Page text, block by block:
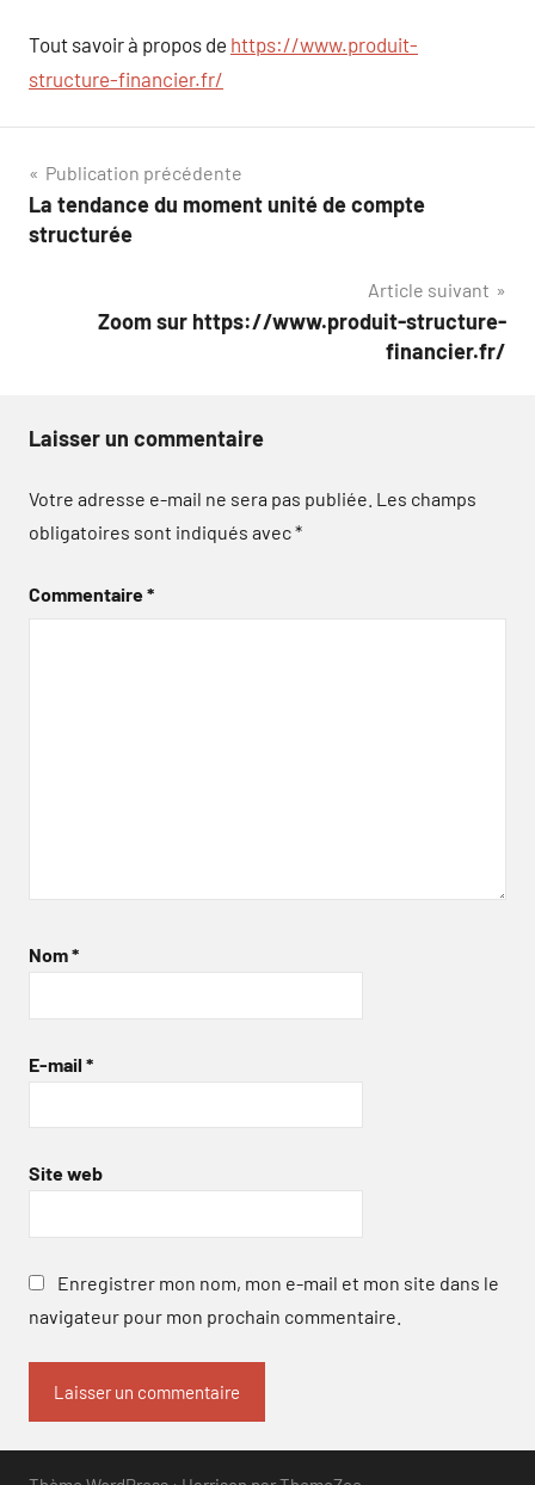
Tout savoir à propos de https://www.produit-
structure-financier.fr/
Navigation
de
Publication précédente
La tendance du moment unité de compte
structurée
Article suivant
Zoom sur https://www.produit-structure-
financier.fr/
Laisser un commentaire
Votre adresse e-mail ne sera pas publiée. Les champs
obligatoires sont indiqués avec*
Commentaire*
Nom*
E-mail *
Site web
Enregistrer mon nom, mon e-mail et mon site dans le
navigateur pour mon prochain commentaire.